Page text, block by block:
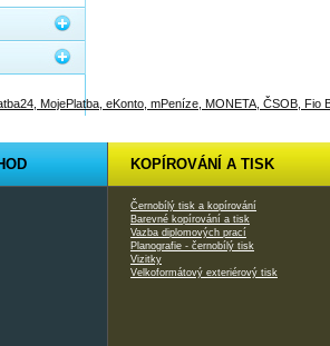
KOPÍROVÁNÍ A TISK
Černobílý tisk a kopírování
Barevné kopírování a tisk
Vazba diplomových prací
Planografie - černobílý tisk
Vizitky
Velkoformátový exteriérový tisk